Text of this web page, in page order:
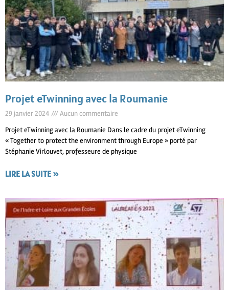
Projet eTwinning avec la Roumanie
29 janvier 2024
Aucun commentaire
Projet eTwinning avec la Roumanie Dans le cadre du projet eTwinning
« Together to protect the environment through Europe » porté par
Stéphanie Virlouvet, professeure de physique
LIRE LA SUITE »